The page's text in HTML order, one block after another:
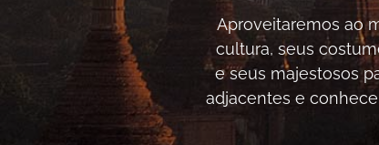
Aproveitaremos ao
cultura, seus
e seus majestosos
adjacentes e